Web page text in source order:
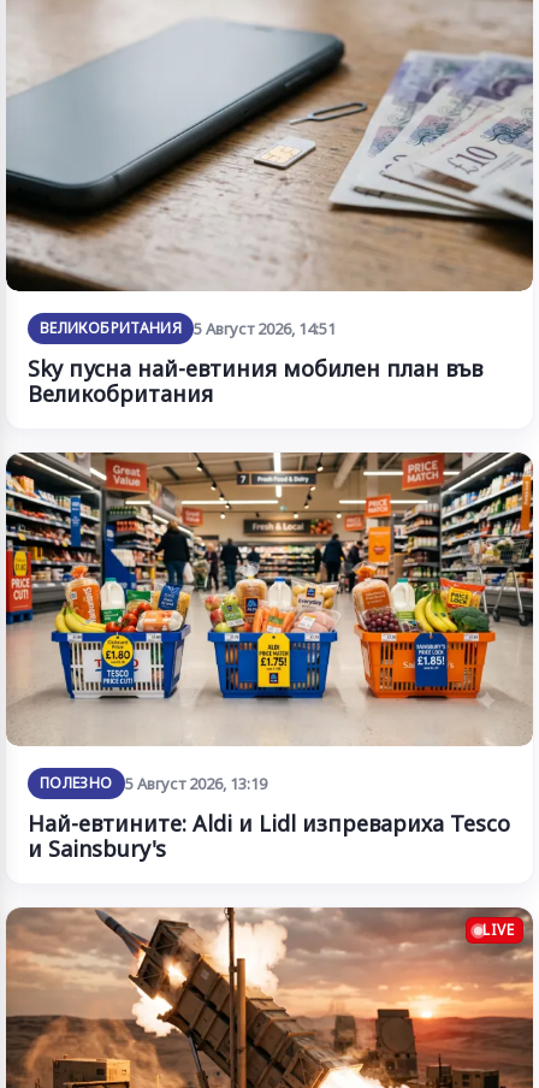
ВЕЛИКОБРИТАНИЯ 5 Август 2026, 14:51
Sky пусна най-евтиния мобилен план във
Великобритания
ПОЛЕЗНО 5 Август 2026, 13:19
Най-евтините: Aldi и Lidl изпревариха Tesco
и Sainsbury's
LIVE